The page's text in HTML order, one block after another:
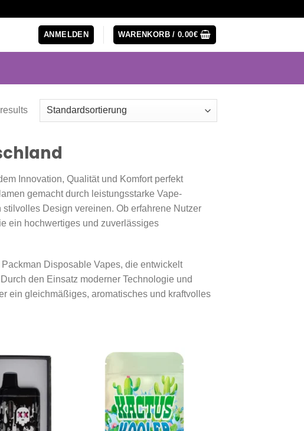
ANMELDEN WARENKORB /0.00€
Innovation, Qualität und Komfort perfekt
gemacht durch leistungsstarke Vape-
Design vereinen. Ob erfahrene Nutzer
ein hochwertiges und zuverlässiges
Disposable Vapes, die entwickelt
den Einsatz moderner Technologie und
ein gleichmäßiges, aromatisches und kraftvolles